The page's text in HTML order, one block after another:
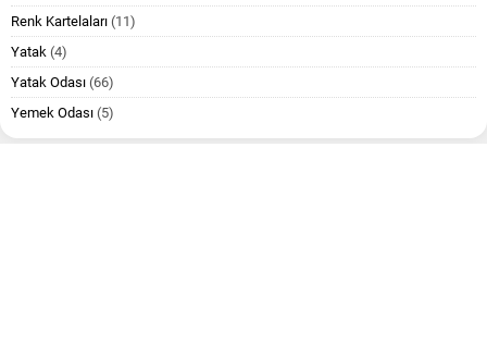
Renk Kartelaları (11)
Yatak (4)
Yatak Odası (66)
Yemek Odası (5)